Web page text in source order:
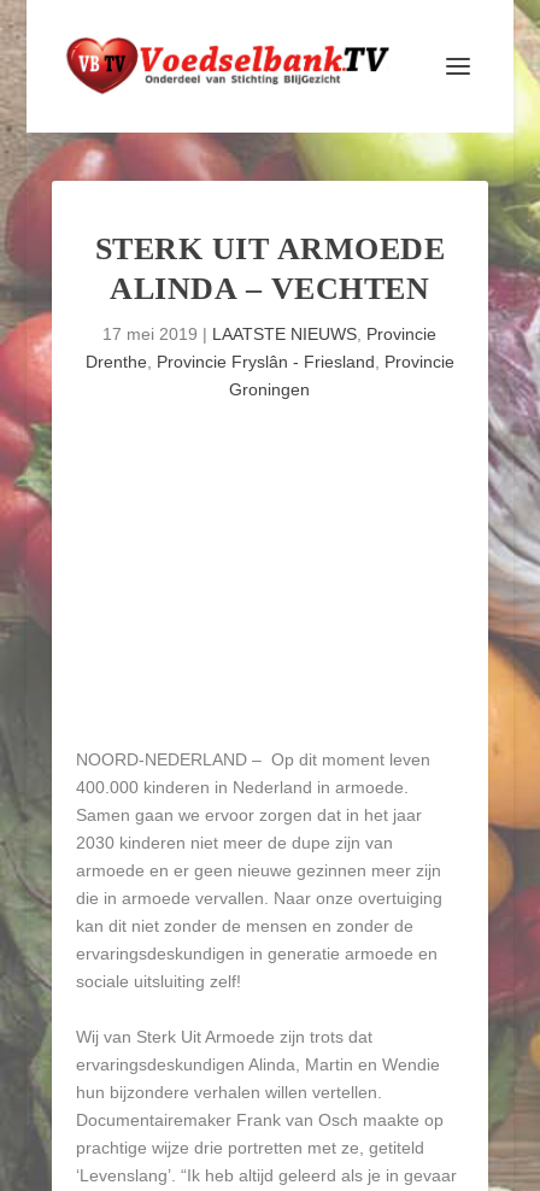
STERK UIT ARMOEDE
ALINDA – VECHTEN
17 mei 2019 | LAATSTE NIEUWS Provincie
Drenthe
Provincie Fryslân - Friesland
Provincie
Groningen
NOORD-NEDERLAND – Op dit moment leven
400.000 kinderen in Nederland in armoede.
Samen gaan we ervoor zorgen dat in het jaar
2030 kinderen niet meer de dupe zijn van
armoede en er geen nieuwe gezinnen meer zijn
die in armoede vervallen. Naar onze overtuiging
kan dit niet zonder de mensen en zonder de
ervaringsdeskundigen in generatie armoede en
sociale uitsluiting zelf!
Wij van Sterk Uit Armoede zijn trots dat
ervaringsdeskundigen Alinda, Martin en Wendie
hun bijzondere verhalen willen vertellen.
Documentairemaker Frank van Osch maakte op
prachtige wijze drie portretten met ze, getiteld
‘Levenslang’. “Ik heb altijd geleerd als je in gevaar